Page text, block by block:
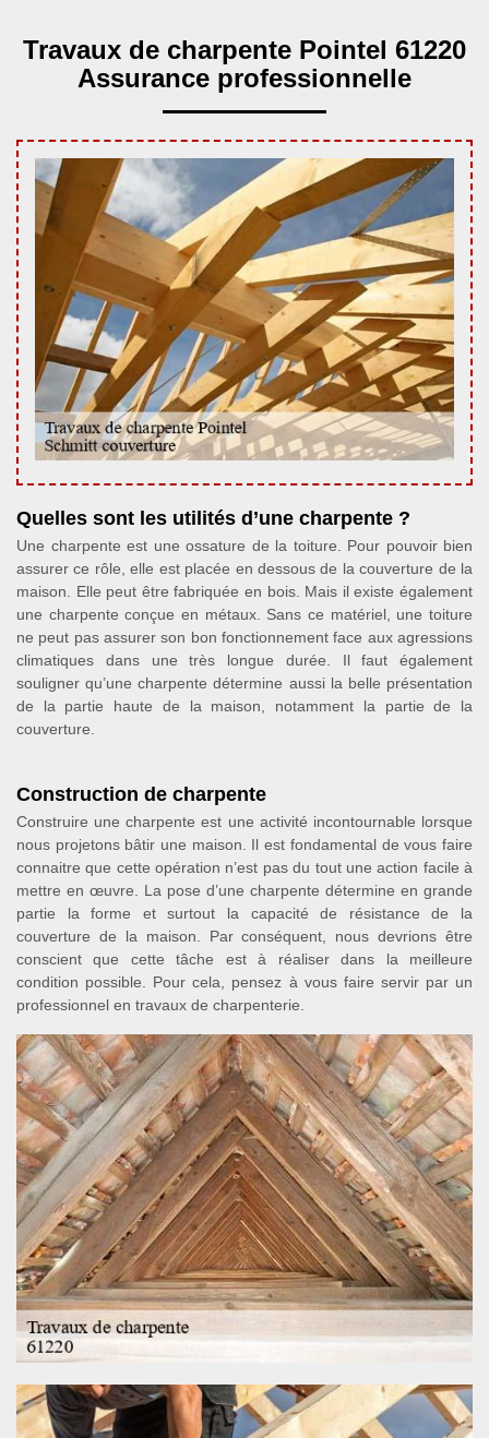
Travaux de charpente Pointel 61220
Assurance professionnelle
Quelles sont les utilités d’une charpente ?
Une charpente est une ossature de la toiture. Pour pouvoir bien
assurer ce rôle, elle est placée en dessous de la couverture de la
maison. Elle peut être fabriquée en bois. Mais il existe également
une charpente conçue en métaux. Sans ce matériel, une toiture
ne peut pas assurer son bon fonctionnement face aux agressions
climatiques dans une très longue durée. Il faut également
souligner qu’une charpente détermine aussi la belle présentation
de la partie haute de la maison, notamment la partie de la
couverture.
Construction de charpente
Construire une charpente est une activité incontournable lorsque
nous projetons bâtir une maison. Il est fondamental de vous faire
connaitre que cette opération n’est pas du tout une action facile à
mettre en œuvre. La pose d’une charpente détermine en grande
partie la forme et surtout la capacité de résistance de la
couverture de la maison. Par conséquent, nous devrions être
conscient que cette tâche est à réaliser dans la meilleure
condition possible. Pour cela, pensez à vous faire servir par un
professionnel en travaux de charpenterie.